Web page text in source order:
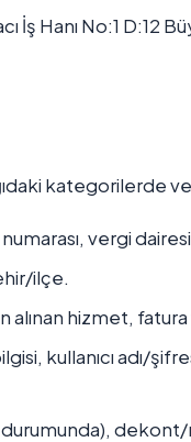
İş Hanı No:1 D:12
kategorilerde
vergi
ilçe.
alınan hizmet,
kullanıcı adı/
dekont/